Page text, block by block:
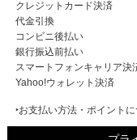
クレジットカード決済
代金引換
コンビニ後払い
銀行振込前払い
スマートフォンキャリア決
Yahoo!ウォレット決済
‣お支払い方法・ポイント